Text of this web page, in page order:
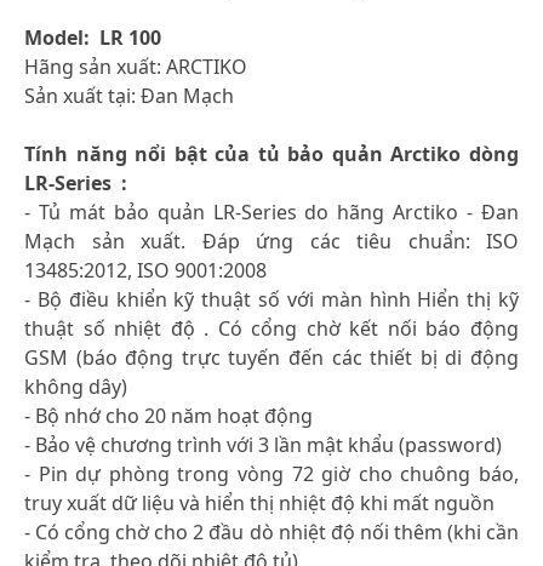
Model: LR 100
Hãng sản xuất: ARCTIKO
Sản xuất tại: Đan Mạch
Tính năng nổi bật của tủ bảo quản Arctiko dòng
LR-Series :
- Tủ mát bảo quản LR-Series do hãng Arctiko - Đan
Mạch sản xuất. Đáp ứng các tiêu chuẩn: ISO
13485:2012, ISO 9001:2008
- Bộ điều khiển kỹ thuật số với màn hình Hiển thị kỹ
thuật số nhiệt độ . Có cổng chờ kết nối báo động
GSM (báo động trực tuyến đến các thiết bị di động
không dây)
- Bộ nhớ cho 20 năm hoạt động
- Bảo vệ chương trình với 3 lần mật khẩu (password)
- Pin dự phòng trong vòng 72 giờ cho chuông báo,
truy xuất dữ liệu và hiển thị nhiệt độ khi mất nguồn
- Có cổng chờ cho 2 đầu dò nhiệt độ nối thêm (khi cần
kiểm tra, theo dõi nhiệt độ tủ)